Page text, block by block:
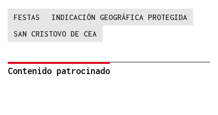
FESTAS
INDICACIÓN GEOGRÁFICA PROTEGIDA
SAN CRISTOVO DE CEA
Contenido patrocinado